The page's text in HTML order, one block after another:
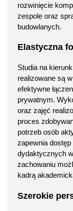
rozwinięcie
zespole oraz
budowlanych.
Elastyczna
Studia na
realizowane są
efektywne
prywatnym.
oraz zajęć
proces
potrzeb osób
zapewnia
dydaktycznych
zachowaniu
kadrą
Szerokie